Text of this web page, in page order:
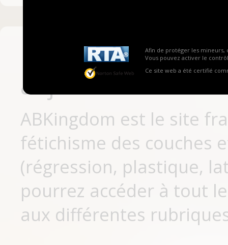
Afin de protéger les mineurs,
Vous pouvez activer le
Ce site web a été certifié
Pas encore
aujourd'hui
ABKingdom est le site
fétichisme des couches
(régression, plastique,
pourrez accéder à tout
aux différentes